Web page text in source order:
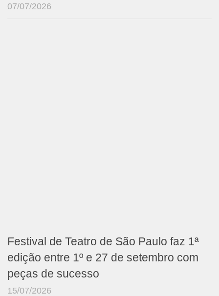
07/07/2026
Festival de Teatro de São Paulo faz 1ª
edição entre 1º e 27 de setembro com
peças de sucesso
15/07/2026